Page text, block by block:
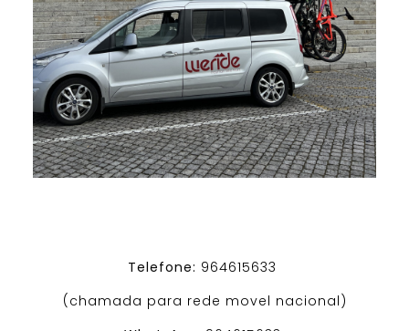
Telefone: 964615633
(chamada para rede movel nacional)